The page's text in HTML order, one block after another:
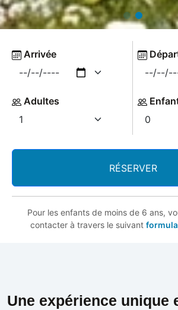
Arrivée
Adultes
RÉSERVER
Pour les enfants de moins de 6 ans,
contacter à travers le suivant
Une expérience unique